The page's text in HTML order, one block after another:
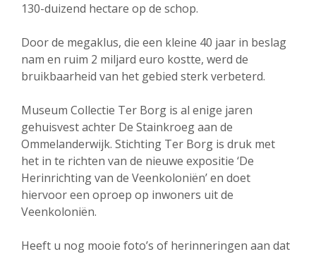
130-duizend hectare op de schop.
Door de megaklus, die een kleine 40 jaar in beslag
nam en ruim 2 miljard euro kostte, werd de
bruikbaarheid van het gebied sterk verbeterd.
Museum Collectie Ter Borg is al enige jaren
gehuisvest achter De Stainkroeg aan de
Ommelanderwijk. Stichting Ter Borg is druk met
het in te richten van de nieuwe expositie ‘De
Herinrichting van de Veenkoloniën’ en doet
hiervoor een oproep op inwoners uit de
Veenkoloniën.
Heeft u nog mooie foto’s of herinneringen aan dat